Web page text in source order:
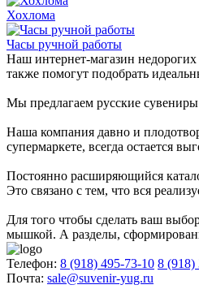
Хохлома
Часы ручной работы
Наш интернет-магазин
также помогут подобрать
Мы предлагаем русские
Наша компания давно и
супермаркете, всегда остается
Постоянно расширяющийся
Это связано с тем, что вся
Для того чтобы сделать ваш
мышкой. А разделы,
Телефон: 8 (918) 495-73-10 8 (918)
Почта: sale@suvenir-yug.ru